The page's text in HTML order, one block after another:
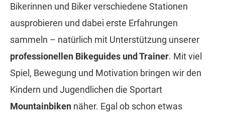
Bikerinnen und Biker verschiedene Stationen
ausprobieren und dabei erste Erfahrungen
sammeln – natürlich mit Unterstützung unserer
professionellen Bikeguides und Trainer. Mit viel
Spiel, Bewegung und Motivation bringen wir den
Kindern und Jugendlichen die Sportart
Mountainbiken näher. Egal ob schon etwas